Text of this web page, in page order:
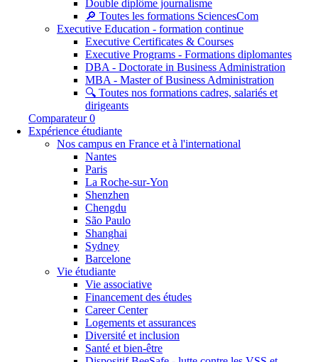
Double diplôme journalisme
🔎 Toutes les formations SciencesCom
Executive Education - formation continue
Executive Certificates & Courses
Executive Programs - Formations diplomantes
DBA - Doctorate in Business Administration
MBA - Master of Business Administration
🔍 Toutes nos formations cadres, salariés et
dirigeants
Comparateur 0
Expérience étudiante
Nos campus en France et à l'international
Nantes
Paris
La Roche-sur-Yon
Shenzhen
Chengdu
São Paulo
Shanghai
Sydney
Barcelone
Vie étudiante
Vie associative
Financement des études
Career Center
Logements et assurances
Diversité et inclusion
Santé et bien-être